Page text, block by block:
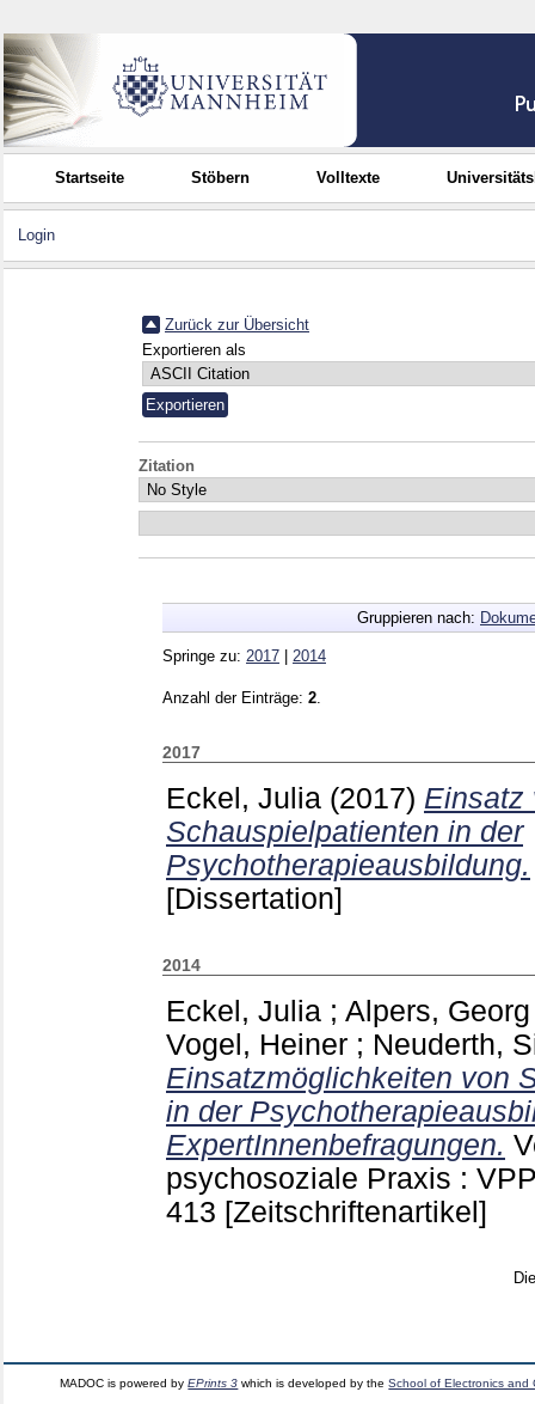
Startseite Stöbern Volltexte
Login
Zurück zur Übersicht
Exportieren als
Zitation
Gruppieren nach:
Springe zu: 2017 2014
Anzahl der Einträge: 2
2017
Eckel, Julia (2017) Einsatz
Schauspielpatienten in der
Psychotherapieausbildung.
[Dissertation]
2014
Eckel, Julia ; Alpers,
Vogel, Heiner ; Neuderth,
Einsatzmöglichkeiten von
in der
ExpertInnenbefragungen.
psychosoziale Praxis :
413 [Zeitschriftenartikel]
MADOC is powered byEPrints 3 which is developed by theSchool of Electronics and